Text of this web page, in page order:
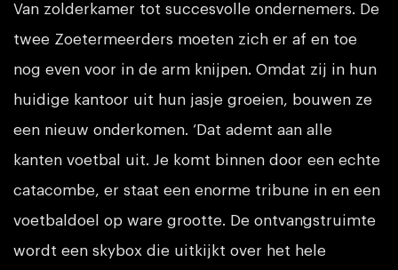
Van zolderkamer tot succesvolle ondernemers. De
twee Zoetermeerders moeten zich er af en toe
nog even voor in de arm knijpen. Omdat zij in hun
huidige kantoor uit hun jasje groeien, bouwen ze
een nieuw onderkomen. ‘Dat ademt aan alle
kanten voetbal uit. Je komt binnen door een echte
catacombe, er staat een enorme tribune in en een
voetbaldoel op ware grootte. De ontvangstruimte
wordt een skybox die uitkijkt over het hele